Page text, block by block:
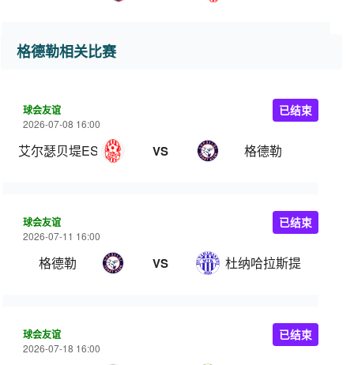
格德勒相关比赛
球会友谊
2026-07-08 16:00
艾尔瑟贝堤ESMTK VS 格德勒
已结束
球会友谊
2026-07-11 16:00
格德勒 VS 杜纳哈拉斯提
已结束
球会友谊
2026-07-18 16:00
已结束